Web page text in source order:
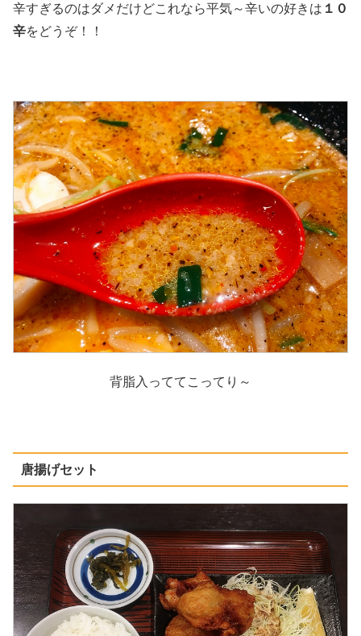
辛すぎるのはダメだけどこれなら平気～辛いの好きは １０
辛をどうぞ！！
背脂入っててこってり～
唐揚げセット